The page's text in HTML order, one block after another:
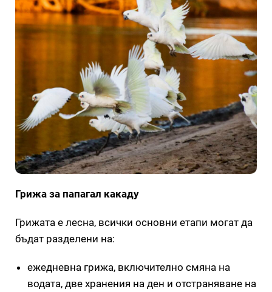
Грижа за папагал какаду
Грижата е лесна, всички основни етапи могат да
бъдат разделени на:
ежедневна грижа, включително смяна на
водата, две хранения на ден и отстраняване на